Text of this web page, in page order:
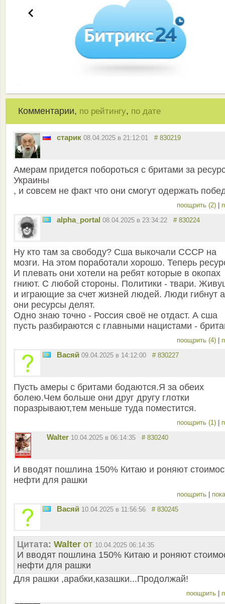
Комментарии, по рейтингу, по дате
старик 08.04.2025 в 21:12:01 # 830219
Амерам придется побороться с бритами за
Украины
, и совсем не факт что они смогут одержать
поощрить (2)
alpha_portal 08.04.2025 в 23:34:22 # 830224
Ну кто там за свободу? Сша выкочали СССР на
мозги. На этом поработали хорошо. Теперь
И плевать они хотели на ребят которые в окопах
гниют. С любой стороны. Политики - твари.
и играющие за счет жизней людей. Люди гибнут а
они ресурсы делят.
Одно знаю точно - Россия своё не отдаст. А сша
пусть разбираются с главными нацистами -
поощрить (4)
Васяй 09.04.2025 в 14:12:00 # 830227
Пусть амеры с бритами бодаются.Я за обеих
болею.Чем больше они друг другу глотки
поразрывают,тем меньше туда поместится.
поощрить (1)
Walter 10.04.2025 в 06:14:35 # 830240
И вводят пошлина 150% Китаю и роняют
нефти для рашки
поощрить
Васяй 10.04.2025 в 11:56:56 # 830245
Цитата: Walter от 10.04.2025 06:14:35
И вводят пошлина 150% Китаю и роняют
нефти для рашки
Для рашки ,арабки,казашки...Продолжай!
поощрить